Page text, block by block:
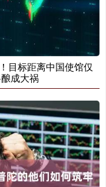
目标距离中国使馆仅
成大祸